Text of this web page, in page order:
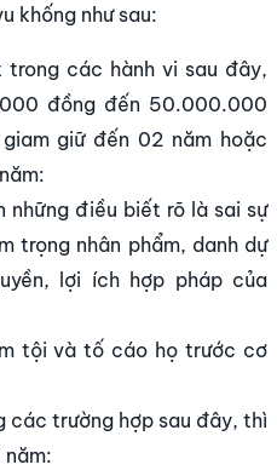
khống như sau:
trong các hành vi sau đây,
đồng đến 50.000.000
giữ đến 02 năm hoặc
điều biết rõ là sai sự
trọng nhân phẩm, danh dự
lợi ích hợp pháp của
tội và tố cáo họ trước cơ
các trường hợp sau đây, thì
năm: